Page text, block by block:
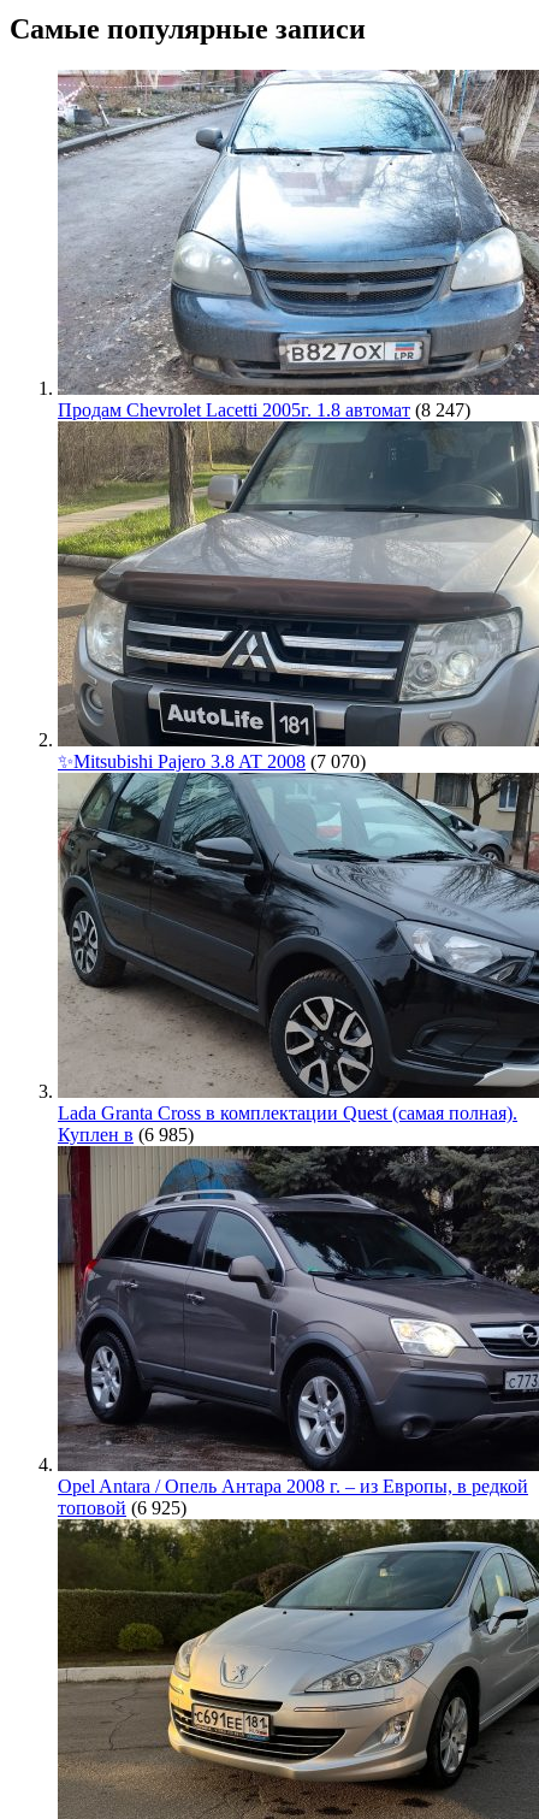
Самые популярные записи
Продам Chevrolet Lacetti 2005г. 1.8 автомат (8 247)
✨Mitsubishi Pajero 3.8 AT 2008 (7 070)
Lada Granta Cross в комплектации Quest (самая полная).
Куплен в (6 985)
Opel Antara / Опель Антара 2008 г. – из Европы, в редкой
топовой (6 925)